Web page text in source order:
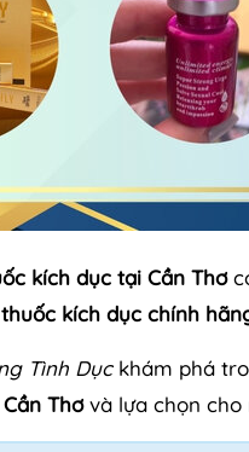
kích dục tại Cần Thơ
kích dục chính
Tình Dụckhám phá
Thơvà lựa chọn cho